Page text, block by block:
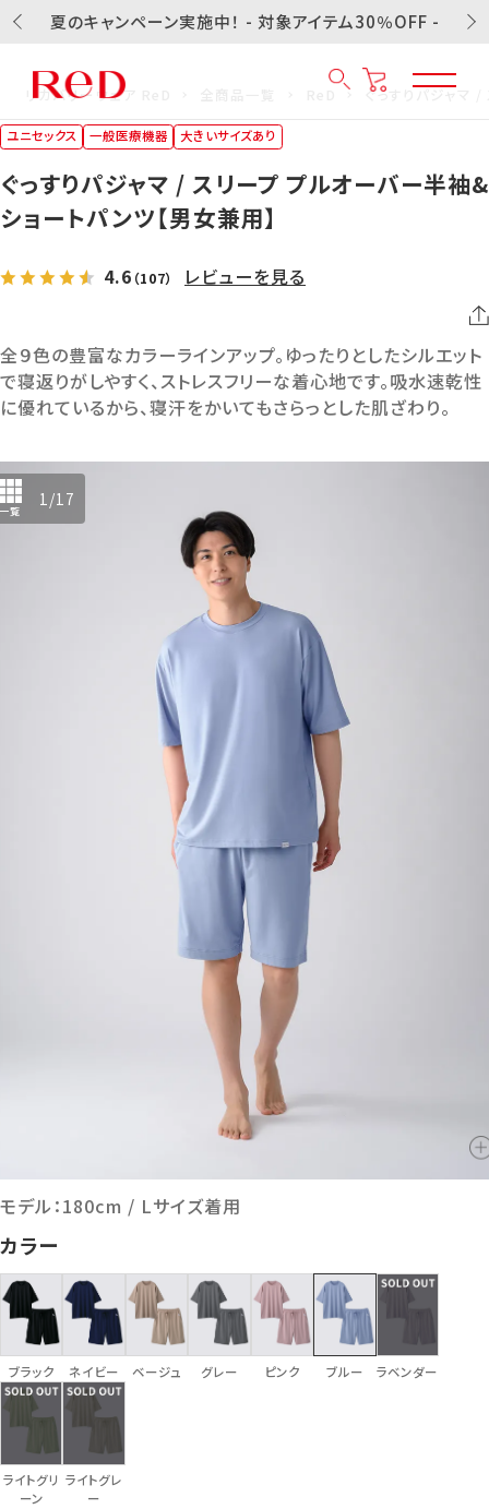
夏のキャンペーン実施中！ - 対象アイテム30％OFF -
リカバリーウェア ReD ぐっすりパジャマ
ユニセックス 一般医療機器 大きいサイズあり
ぐっすりパジャマ / スリープ プルオーバー半袖&
ショートパンツ【男女兼用】
4.6 （107） レビューを見る
全９色の豊富なカラーラインアップ。ゆったりとしたシルエット
で寝返りがしやすく、ストレスフリーな着心地です。吸水速乾性
に優れているから、寝汗をかいてもさらっとした肌ざわり。
一覧
1/17
モデル：180cm / Lサイズ着用
カラー
ブラック ネイビー ベージュ グレー ピンク ブルー ラベンダー
ライトグリ
ーン
ライトグレ
ー